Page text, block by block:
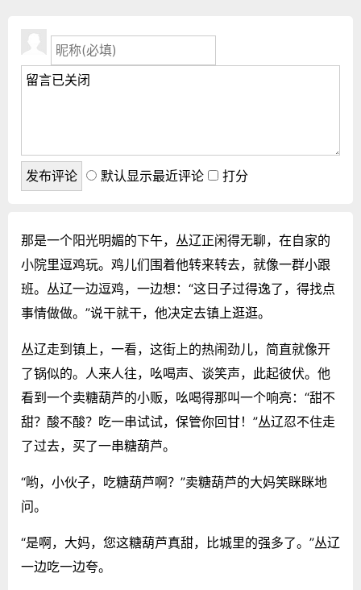
默认显示最近评论 打分
那是一个阳光明媚的下午，丛辽正闲得无聊，在自家的
小院里逗鸡玩。鸡儿们围着他转来转去，就像一群小跟
班。丛辽一边逗鸡，一边想：“这日子过得逸了，得找点
事情做做。”说干就干，他决定去镇上逛逛。
丛辽走到镇上，一看，这街上的热闹劲儿，简直就像开
了锅似的。人来人往，吆喝声、谈笑声，此起彼伏。他
看到一个卖糖葫芦的小贩，吆喝得那叫一个响亮：“甜不
甜？酸不酸？吃一串试试，保管你回甘！”丛辽忍不住走
了过去，买了一串糖葫芦。
“哟，小伙子，吃糖葫芦啊？”卖糖葫芦的大妈笑眯眯地
问。
“是啊，大妈，您这糖葫芦真甜，比城里的强多了。”丛辽
一边吃一边夸。